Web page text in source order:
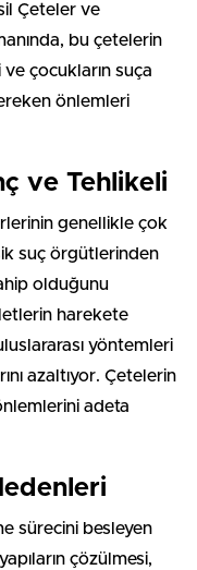
Çeteler ve
bu çetelerin
çocukların suça
önlemleri
ve Tehlikeli
genellikle çok
suç örgütlerinden
olduğunu
harekete
yöntemleri
azaltıyor. Çetelerin
adeta
sürecini besleyen
çözülmesi,